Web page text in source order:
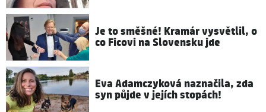
Je to směšné! Kramár vysvětlil, o
co Ficovi na Slovensku jde
Eva Adamczyková naznačila, zda
syn půjde v jejích stopách!